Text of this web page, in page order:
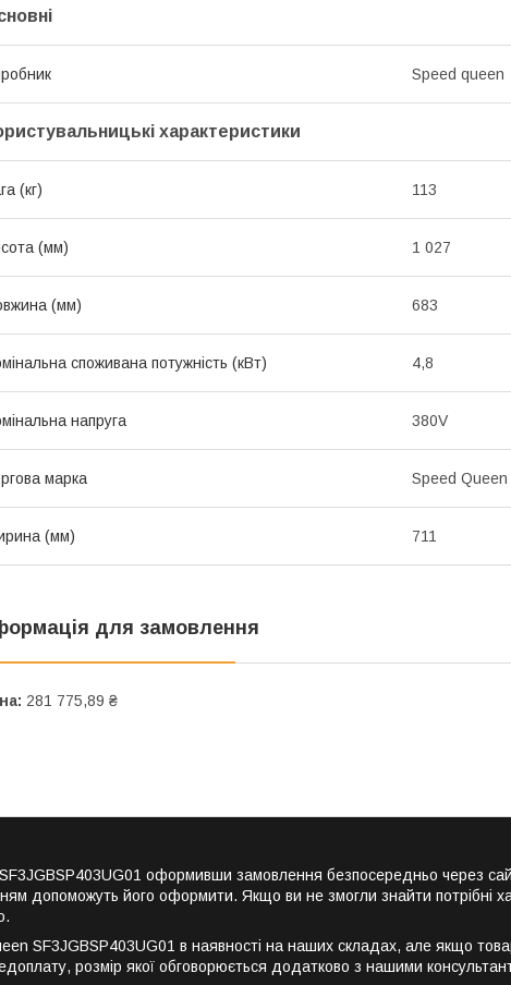
Speed queen
характеристики
(кг) 113
(мм) 1 027
(мм) 683
споживана потужність (кВт) 4,8
напруга 380V
марка Speed Queen
(мм) 711
для замовлення
281 775,89 ₴
оформивши замовлення безпосередньо через
допоможуть його оформити. Якщо ви не змогли знайти потрібні
SF3JGBSP403UG01 в наявності на наших складах, але якщо
розмір якої обговорюється додатково з нашими